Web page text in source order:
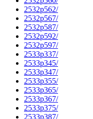
2532p562/
2532p567/
2532p587/
2532p592/
2532p597/
2533p337/
2533p345/
2533p347/
2533p355/
2533p365/
2533p367/
2533p375/
2533p387/